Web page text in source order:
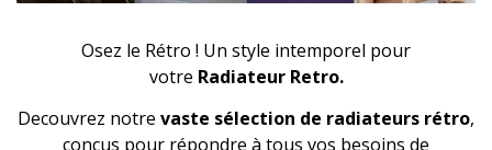
Osez le Rétro ! Un style intemporel pour
votre Radiateur Retro.
Decouvrez notre vaste sélection de radiateurs rétro,
conçus pour répondre à tous vos besoins de